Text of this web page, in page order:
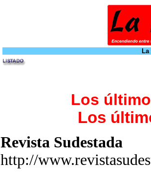
Los
Los
Revista Sudestada
http://